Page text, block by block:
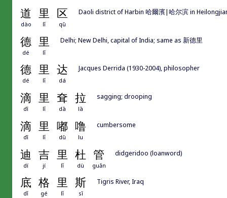
道 里 区
dào lǐ qū
Daoli district of Harbin 哈爾濱|哈尔滨 in
德 里
dé lǐ
Delhi; New Delhi, capital of India; same as 新德里
德 里 达
dé lǐ dá
Jacques Derrida (1930-2004), philosopher
滴 里 耷 拉
dī lǐ dā lā
sagging; drooping
滴 里 嘟 噜
dī lǐ dū lu
cumbersome
迪 吉 里 杜 管
dí jí lǐ dù guǎn
didgeridoo (loanword)
底 格 里 斯
dǐ gé lǐ sī
Tigris River, Iraq